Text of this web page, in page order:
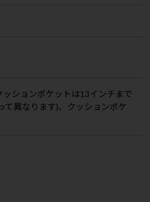
ッションポケットは13インチまで
て異なります)、クッションポケ